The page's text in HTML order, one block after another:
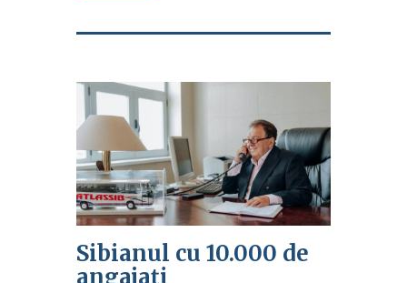
Sibianul cu 10.000 de
angajați